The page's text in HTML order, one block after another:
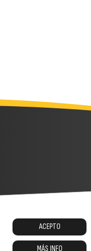
ACEPTO
MÁS INFO
15, 35008 Las Palmas